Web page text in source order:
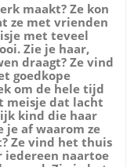
maakt? Ze kon
ze met vrienden
met teveel
Zie je haar,
draagt? Ze vind
goedkope
om de hele tijd
meisje dat lacht
kind die haar
je af waarom ze
Ze vind het thuis
iedereen naartoe